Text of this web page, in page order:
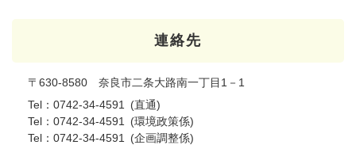
連絡先
〒630-8580 奈良市二条大路南一丁目1－1
Tel：0742-34-4591
直通
Tel：0742-34-4591
環境政策係
Tel：0742-34-4591
企画調整係